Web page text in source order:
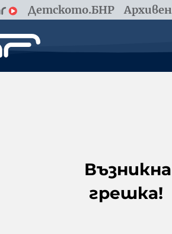
Детското.БНР
Възникна
грешка!